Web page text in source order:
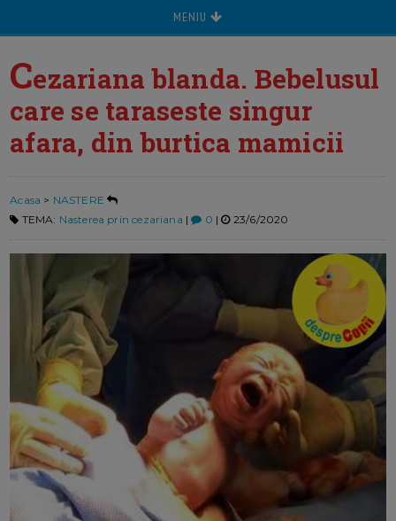
MENIU
Cezariana blanda. Bebelusul
care se taraseste singur
afara, din burtica mamicii
Acasa > NASTERE
TEMA: Nasterea prin cezariana | 0 | 23/6/2020